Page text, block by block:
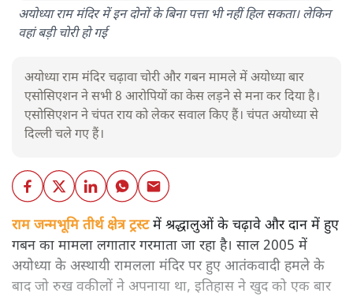
अयोध्या राम मंदिर में इन दोनों के बिना पत्ता भी नहीं हिल सकता। लेकिन
वहां बड़ी चोरी हो गई
अयोध्या राम मंदिर चढ़ावा चोरी और गबन मामले में अयोध्या बार
एसोसिएशन ने सभी 8 आरोपियों का केस लड़ने से मना कर दिया है।
एसोसिएशन ने चंपत राय को लेकर सवाल किए हैं। चंपत अयोध्या से
दिल्ली चले गए हैं।
राम जन्मभूमि तीर्थ क्षेत्र ट्रस्टमें श्रद्धालुओं के चढ़ावे और दान में हुए
गबन का मामला लगातार गरमाता जा रहा है। साल 2005 में
अयोध्या के अस्थायी रामलला मंदिर पर हुए आतंकवादी हमले के
बाद जो रुख वकीलों ने अपनाया था, इतिहास ने खुद को एक बार